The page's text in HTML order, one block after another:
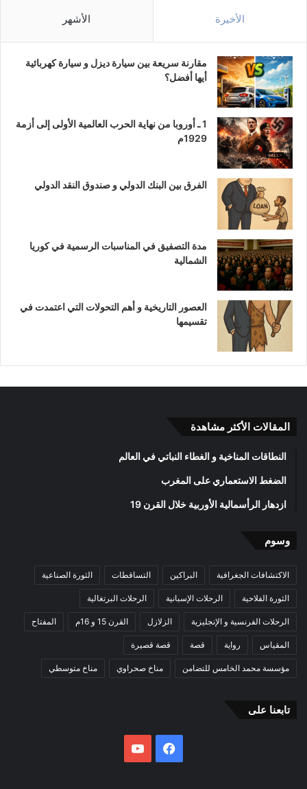
الأخيرة الأشهر
مقارنة سريعة بين سيارة ديزل و سيارة كهربائية
أيها أفضل؟
1 ـ أوروبا من نهاية الحرب العالمية الأولى إلى أزمة
1929م
الفرق بين البنك الدولي و صندوق النقد الدولي
مدة التصفيق في المناسبات الرسمية في كوريا
الشمالية
العصور التاريخية و أهم التحولات التي اعتمدت في
تقسيمها
المقالات الأكثر مشاهدة
النطاقات المناخية و الغطاء النباتي في العالم
الضغط الاستعماري على المغرب
ازدهار الرأسمالية الأوربية خلال القرن 19
وسوم
الاكتشافات الجغرافية البراكين التساقطات الثورة الصناعية
الثورة الفلاحية الرحلات الإسبانية الرحلات البرتغالية
الرحلات الفرنسية و الإنجليزية الزلازل القرن 15 و 16م المفتاح
المقياس رواية قصة قصة قصيرة
مؤسسة محمد الخامس للتضامن مناخ صحراوي مناخ متوسطي
تابعنا على
فيسبوك